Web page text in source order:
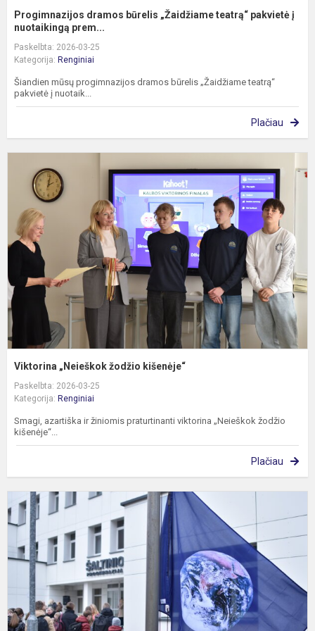
Progimnazijos dramos būrelis „Žaidžiame teatrą“ pakvietė į
nuotaikingą prem...
Paskelbta: 2026-03-25
Kategorija: Renginiai
Šiandien mūsų progimnazijos dramos būrelis „Žaidžiame teatrą“
pakvietė į nuotaik...
Plačiau
Viktorina „Neieškok žodžio kišenėje“
Paskelbta: 2026-03-25
Kategorija: Renginiai
Smagi, azartiška ir žiniomis praturtinanti viktorina „Neieškok žodžio
kišenėje“...
Plačiau